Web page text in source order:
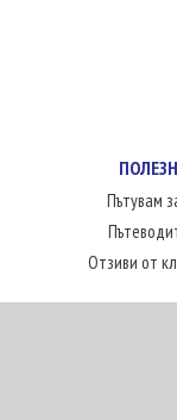
Пътувам
Отзиви от